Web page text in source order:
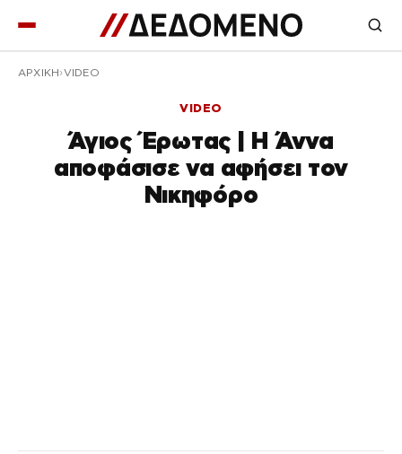
ΑΡΧΙΚΉ VIDEO
VIDEO
Άγιος Έρωτας | Η Άννα
αποφάσισε να αφήσει τον
Νικηφόρο